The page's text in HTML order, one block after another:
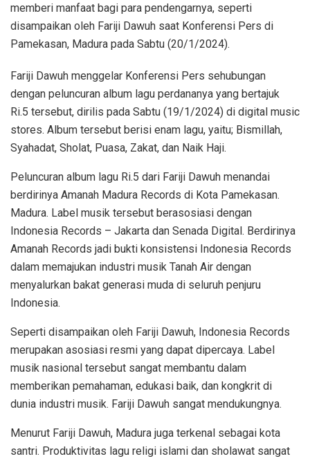
memberi manfaat bagi para pendengarnya, seperti
disampaikan oleh Fariji Dawuh saat Konferensi Pers di
Pamekasan, Madura pada Sabtu (20/1/2024).
Fariji Dawuh menggelar Konferensi Pers sehubungan
dengan peluncuran album lagu perdananya yang bertajuk
Ri.5 tersebut, dirilis pada Sabtu (19/1/2024) di digital music
stores. Album tersebut berisi enam lagu, yaitu; Bismillah,
Syahadat, Sholat, Puasa, Zakat, dan Naik Haji.
Peluncuran album lagu Ri.5 dari Fariji Dawuh menandai
berdirinya Amanah Madura Records di Kota Pamekasan.
Madura. Label musik tersebut berasosiasi dengan
Indonesia Records – Jakarta dan Senada Digital. Berdirinya
Amanah Records jadi bukti konsistensi Indonesia Records
dalam memajukan industri musik Tanah Air dengan
menyalurkan bakat generasi muda di seluruh penjuru
Indonesia.
Seperti disampaikan oleh Fariji Dawuh, Indonesia Records
merupakan asosiasi resmi yang dapat dipercaya. Label
musik nasional tersebut sangat membantu dalam
memberikan pemahaman, edukasi baik, dan kongkrit di
dunia industri musik. Fariji Dawuh sangat mendukungnya.
Menurut Fariji Dawuh, Madura juga terkenal sebagai kota
santri. Produktivitas lagu religi islami dan sholawat sangat